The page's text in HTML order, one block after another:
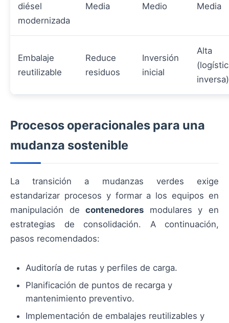
diésel
modernizada
Media Medio Media
Embalaje
reutilizable
Reduce
residuos
Inversión
inicial
Alta
inversa)
Procesos operacionales para una
mudanza sostenible
La transición a mudanzas verdes exige
estandarizar procesos y formar a los equipos en
manipulación decontenedores modulares y en
estrategias de consolidación. A continuación,
pasos recomendados:
Auditoría de rutas y perfiles de carga.
Planificación de puntos de recarga y
mantenimiento preventivo.
Implementación de embalajes reutilizables y